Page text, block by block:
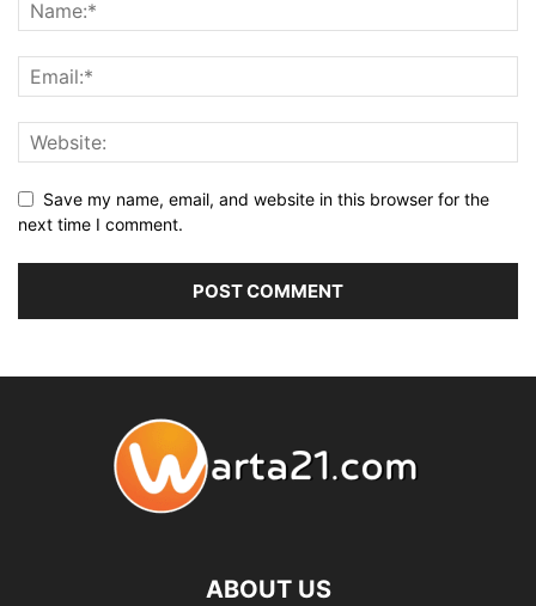
Save my name, email, and website in this browser for the
next time I comment.
ABOUT US